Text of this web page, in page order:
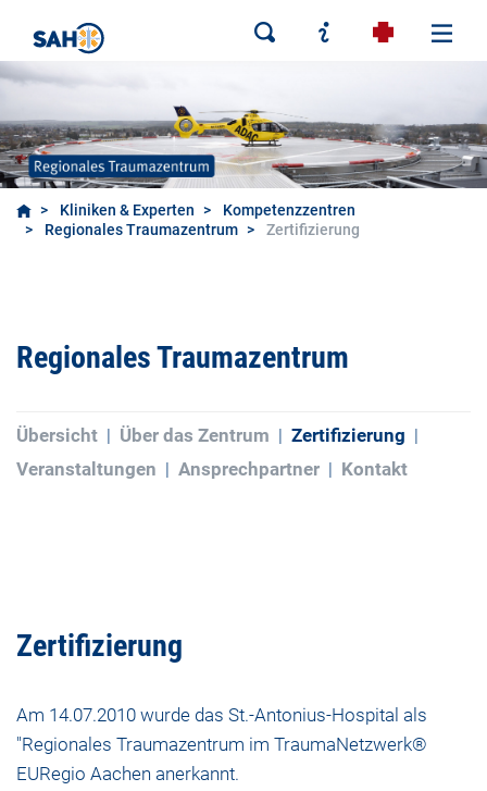
Kliniken & Experten
Kompetenzzentren
Regionales Traumazentrum
Zertifizierung
Regionales Traumazentrum
Übersicht Über das Zentrum
Zertifizierung
Veranstaltungen
Ansprechpartner Kontakt
Zertifizierung
Am 14.07.2010 wurde das St.-Antonius-Hospital als
"Regionales Traumazentrum im TraumaNetzwerk®
EURegio Aachen anerkannt.